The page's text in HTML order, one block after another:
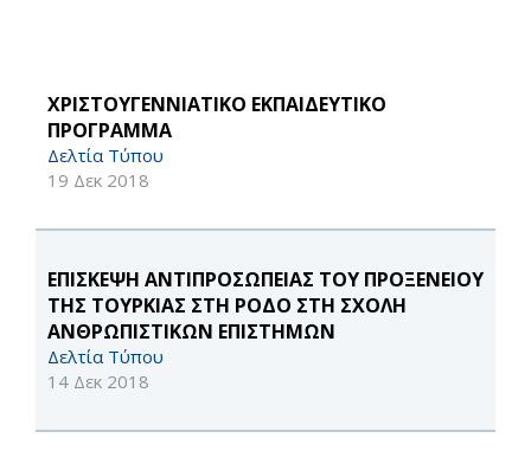
ΧΡΙΣΤΟΥΓΕΝΝΙΑΤΙΚΟ ΕΚΠΑΙΔΕΥΤΙΚΟ
ΠΡΟΓΡΑΜΜΑ
Δελτία Τύπου
19 Δεκ 2018
ΕΠΙΣΚΕΨΗ ΑΝΤΙΠΡΟΣΩΠΕΙΑΣ ΤΟΥ ΠΡΟΞΕΝΕΙΟΥ
ΤΗΣ ΤΟΥΡΚΙΑΣ ΣΤΗ ΡΟΔΟ ΣΤΗ ΣΧΟΛΗ
ΑΝΘΡΩΠΙΣΤΙΚΩΝ ΕΠΙΣΤΗΜΩΝ
Δελτία Τύπου
14 Δεκ 2018